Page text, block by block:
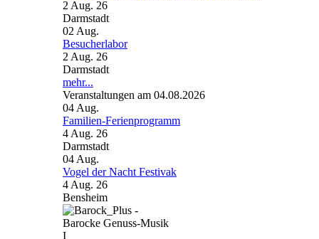
2 Aug. 26
Darmstadt
02 Aug.
Besucherlabor
2 Aug. 26
Darmstadt
mehr...
Veranstaltungen am 04.08.2026
04 Aug.
Familien-Ferienprogramm
4 Aug. 26
Darmstadt
04 Aug.
Vogel der Nacht Festivak
4 Aug. 26
Bensheim